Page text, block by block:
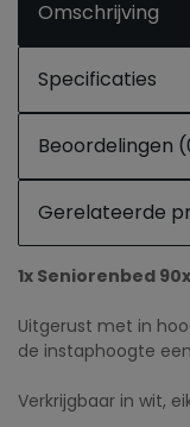
Omschrijving
Specificaties
Beoordelingen
Gerelateerde
1x Seniorenbed
Uitgerust met in
de instaphoogte
Verkrijgbaar in wit,